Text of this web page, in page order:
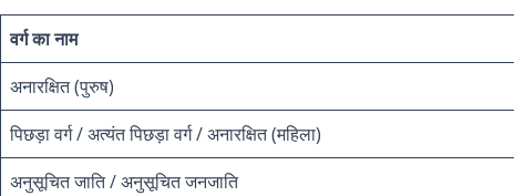
वर्ग का नाम
अनारक्षित (पुरुष)
पिछड़ा वर्ग / अत्यंत पिछड़ा वर्ग / अनारक्षित (महिला)
अनुसूचित जाति / अनुसूचित जनजाति